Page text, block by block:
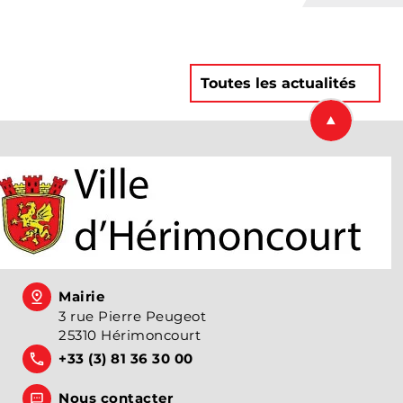
Toutes les actualités
Retourner
Mairie
3 rue Pierre Peugeot
25310 Hérimoncourt
+33 (3) 81 36 30 00
Nous contacter